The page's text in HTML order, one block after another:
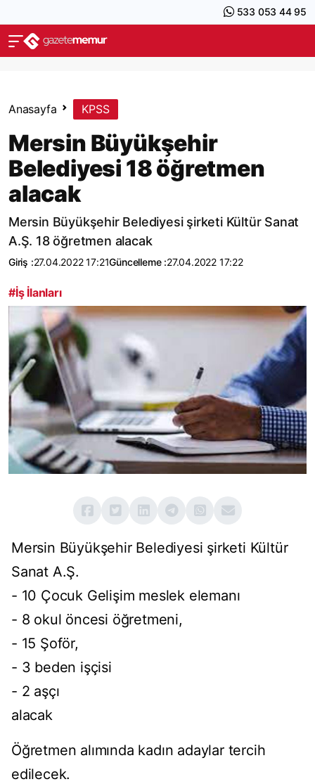
533 053 44 95
Anasayfa KPSS
Mersin Büyükşehir
Belediyesi 18 öğretmen
alacak
Mersin Büyükşehir Belediyesi şirketi Kültür Sanat
A.Ş. 18 öğretmen alacak
Giriş :27.04.2022 17:21Güncelleme :27.04.2022 17:22
#İş İlanları
Mersin Büyükşehir Belediyesi şirketi Kültür
Sanat A.Ş.
- 10 Çocuk Gelişim meslek elemanı
- 8 okul öncesi öğretmeni,
- 15 Şoför,
- 3 beden işçisi
- 2 aşçı
alacak
Öğretmen alımında kadın adaylar tercih
edilecek.